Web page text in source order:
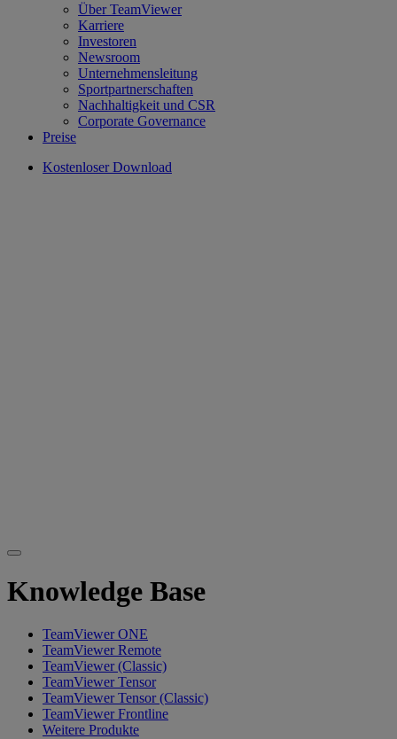
Über TeamViewer
Karriere
Investoren
Newsroom
Unternehmensleitung
Sportpartnerschaften
Nachhaltigkeit und CSR
Corporate Governance
Preise
Kostenloser Download
Knowledge Base
TeamViewer ONE
TeamViewer Remote
TeamViewer (Classic)
TeamViewer Tensor
TeamViewer Tensor (Classic)
TeamViewer Frontline
Weitere Produkte